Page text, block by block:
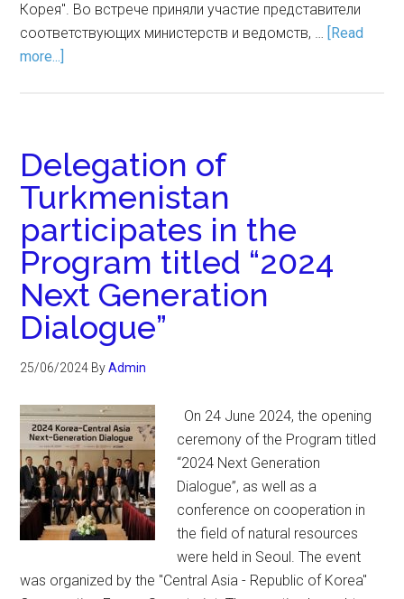
Корея". Во встрече приняли участие представители
соответствующих министерств и ведомств, … [Read
more...]
Delegation of
Turkmenistan
participates in the
Program titled “2024
Next Generation
Dialogue”
25/06/2024 ByAdmin
On 24 June 2024, the opening
ceremony of the Program titled
“2024 Next Generation
Dialogue”, as well as a
conference on cooperation in
the field of natural resources
were held in Seoul. The event
was organized by the "Central Asia - Republic of Korea"